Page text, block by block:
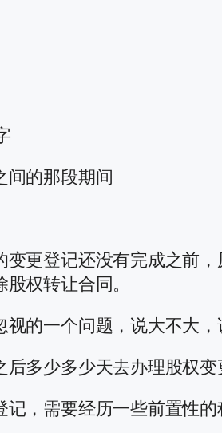
间的那段期间
更登记还没有完成之前
权转让合同。
的一个问题，说大不大，
多少多少天去办理股权变
，需要经历一些前置性的